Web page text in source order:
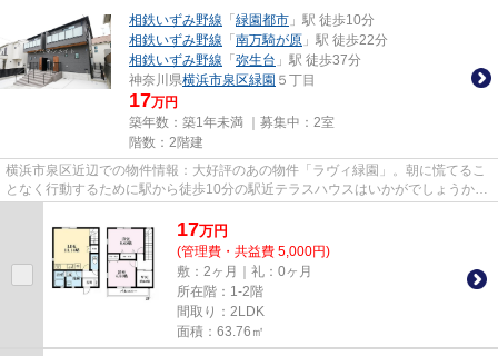
相鉄いずみ野線 「 緑園都市 」駅 徒歩10分
相鉄いずみ野線 「 南万騎が原 」駅 徒歩22分
相鉄いずみ野線 「 弥生台 」駅 徒歩37分
神奈川県横浜市泉区緑園 ５丁目
17万円
築年数：築1年未満 ｜募集中： 2室
階数：2階建
横浜市泉区近辺での物件情報：大好評のあの物件「ラヴィ緑園」。朝に慌てるこ
となく行動するために駅から徒歩10分の駅近テラスハウスはいかがでしょうか。
17万円
(管理費・共益費 5,000円)
敷：2ヶ月｜礼：0ヶ月
所在階：1-2階
間取り：2LDK
面積：63.76㎡